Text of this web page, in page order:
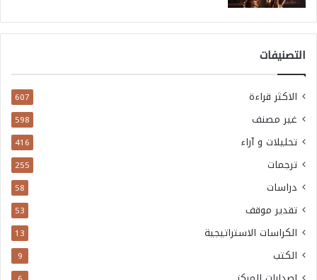
التصنيفات
الاكثر قراءة 607
غير مصنف 598
تحليلات و آراء 416
ترجمات 255
دراسات 58
تقدير موقف 53
الكراسات الاستراتيجية 13
الكتب 9